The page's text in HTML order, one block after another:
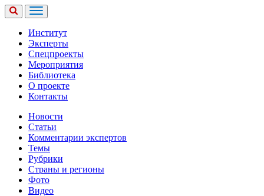
Институт
Эксперты
Спецпроекты
Мероприятия
Библиотека
О проекте
Контакты
Новости
Статьи
Комментарии экспертов
Темы
Рубрики
Страны и регионы
Фото
Видео